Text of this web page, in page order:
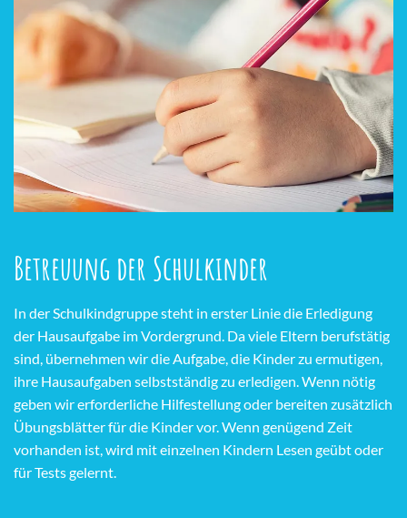
Betreuung der Schulkinder
In der Schulkindgruppe steht in erster Linie die Erledigung
der Hausaufgabe im Vordergrund. Da viele Eltern berufstätig
sind, übernehmen wir die Aufgabe, die Kinder zu ermutigen,
ihre Hausaufgaben selbstständig zu erledigen. Wenn nötig
geben wir erforderliche Hilfestellung oder bereiten zusätzlich
Übungsblätter für die Kinder vor. Wenn genügend Zeit
vorhanden ist, wird mit einzelnen Kindern Lesen geübt oder
für Tests gelernt.